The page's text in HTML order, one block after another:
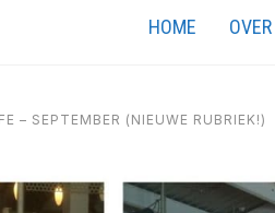
HOME OVER
– SEPTEMBER (NIEUWE RUBRIEK!)